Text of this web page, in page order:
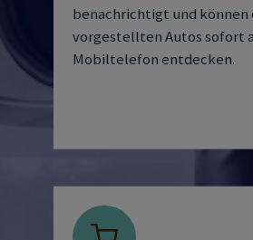
benachrichtigt und können
vorgestellten Autos sofort
Mobiltelefon entdecken.